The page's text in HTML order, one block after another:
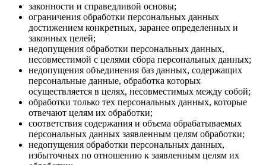
законности и справедливой основы;
ограничения обработки персональных данных
достижением конкретных, заранее определенных и
законных целей;
недопущения обработки персональных данных,
несовместимой с целями сбора персональных данных;
недопущения объединения баз данных, содержащих
персональные данные, обработка которых
осуществляется в целях, несовместимых между собой;
обработки только тех персональных данных, которые
отвечают целям их обработки;
соответствия содержания и объема обрабатываемых
персональных данных заявленным целям обработки;
недопущения обработки персональных данных,
избыточных по отношению к заявленным целям их